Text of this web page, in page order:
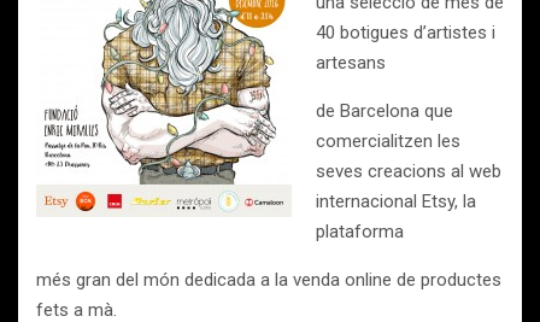
40 botigues d’artistes i
artesans
de Barcelona que
comercialitzen les
seves creacions al web
internacional Etsy, la
plataforma
més gran del món dedicada a la venda online de productes
fets a mà.